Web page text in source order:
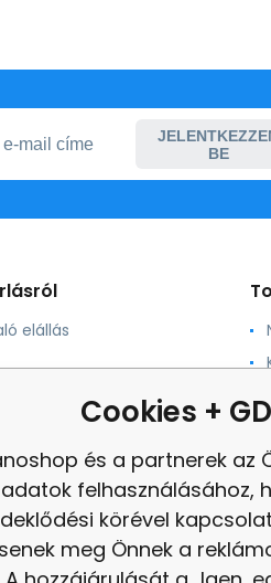
BE
elállás
Cookies +
és a partnerek az
felhasználásához,
körével
meg Önnek a